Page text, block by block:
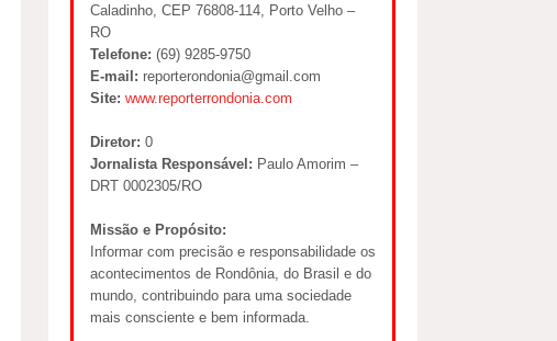
Caladinho, CEP 76808-114, Porto Velho –
RO
Telefone: (69) 9285-9750
E-mail: reporterondonia@gmail.com
Site: www.reporterrondonia.com
Diretor: 0
Jornalista Responsável: Paulo Amorim –
DRT 0002305/RO
Missão e Propósito:
Informar com precisão e responsabilidade os
acontecimentos de Rondônia, do Brasil e do
mundo, contribuindo para uma sociedade
mais consciente e bem informada.